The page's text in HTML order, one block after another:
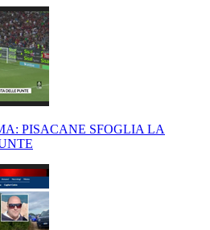
PISACANE SFOGLIA LA